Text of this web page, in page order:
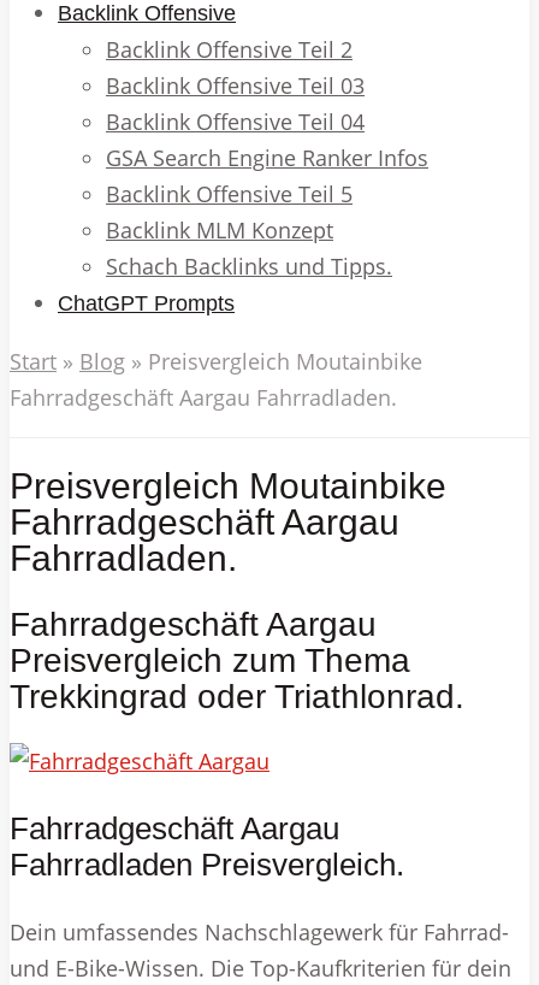
Backlink Offensive
Backlink Offensive Teil 2
Backlink Offensive Teil 03
Backlink Offensive Teil 04
GSA Search Engine Ranker Infos
Backlink Offensive Teil 5
Backlink MLM Konzept
Schach Backlinks und Tipps.
ChatGPT Prompts
Start » Blog » Preisvergleich Moutainbike
Fahrradgeschäft Aargau Fahrradladen.
Preisvergleich Moutainbike
Fahrradgeschäft Aargau
Fahrradladen.
Fahrradgeschäft Aargau
Preisvergleich zum Thema
Trekkingrad oder Triathlonrad.
Fahrradgeschäft Aargau
Fahrradladen Preisvergleich.
Dein umfassendes Nachschlagewerk für Fahrrad-
und E-Bike-Wissen. Die Top-Kaufkriterien für dein